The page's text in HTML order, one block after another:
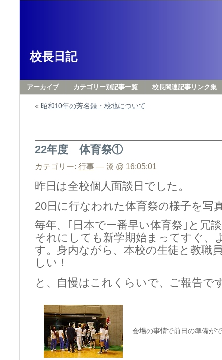
校長日記
アーカイブ カテゴリー別記事一覧 校長関連記事リンク集
« 昭和10年の芳名録・校地について
22年度 体育祭①
カテゴリー: 行事 — 漆 @ 16:05:01
昨日は全校個人面談日でした。
20日に行なわれた体育祭の様子を写
毎年、｢日本で一番早い体育祭｣と冗
それにしても新学期始まってすぐ、
す。身内ながら、本校の生徒と教職
しい！
と、自慢はこれくらいで、ご報告で
会場の事情で前日の準備が